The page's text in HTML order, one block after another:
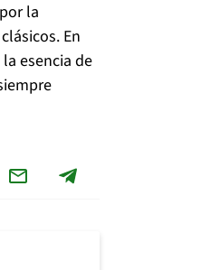
la
En
esencia de